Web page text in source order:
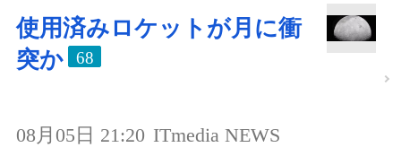
使用済みロケットが月に衝
突か
68
08月05日 21:20 ITmedia NEWS